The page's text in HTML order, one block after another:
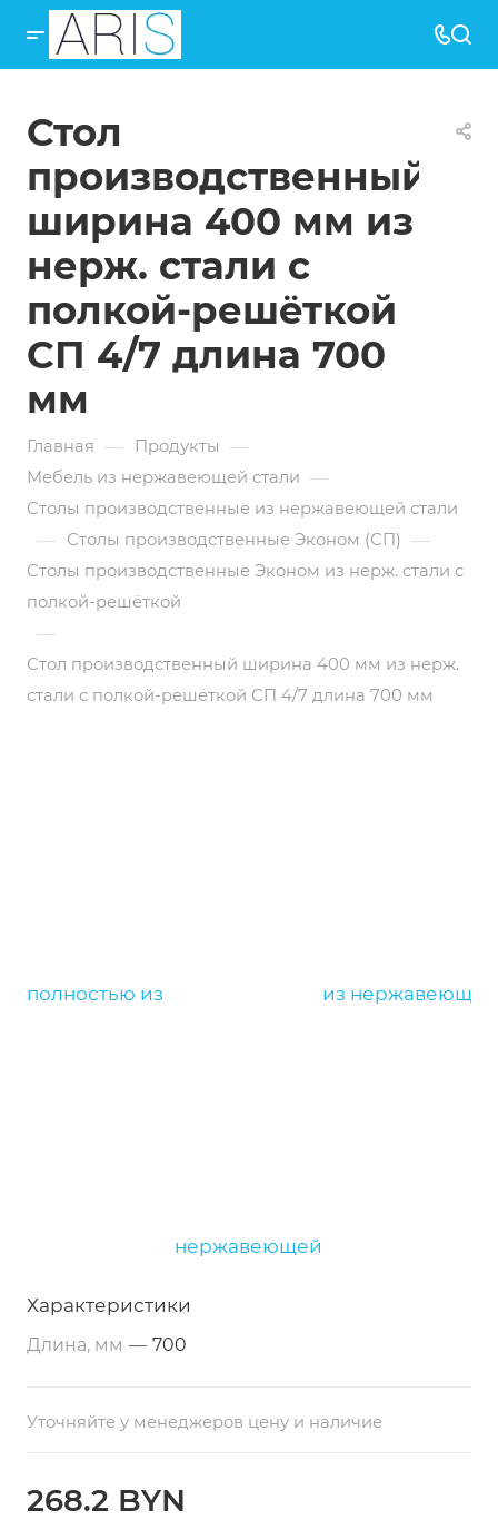
Стол
производственный
ширина 400 мм из
нерж. стали с
полкой-решёткой
СП 4/7 длина 700
мм
Главная — Продукты —
Мебель из нержавеющей стали —
Столы производственные из нержавеющей стали
— Столы производственные Эконом (СП) —
Столы производственные Эконом из нерж. стали с
полкой-решёткой
—
Стол производственный ширина 400 мм из нерж.
стали с полкой-решёткой СП 4/7 длина 700 мм
изготовлен
полностью из
нержавеющей
изготовлен
нержавеющей
из нержавеющей
Однако при этом стол разделочный
Характеристики
Длина, мм — 700
Уточняйте у менеджеров цену и наличие
268.2 BYN